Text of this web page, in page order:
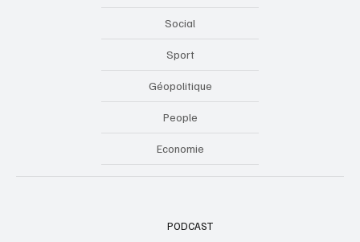
PODCAST
Social
Sport
Géopolitique
People
Economie